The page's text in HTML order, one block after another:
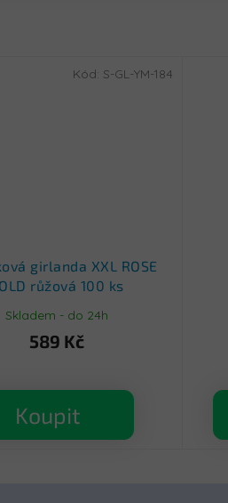
girlanda XXL ROSE
růžová 100 ks
Skladem - do 24h
589 Kč
Koupit
Kód: S-GL-YM-184